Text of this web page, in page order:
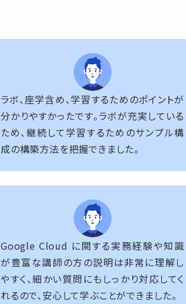
ラボ、座学含め、学習するためのポイントが
分かりやすかったです。ラボが充実している
ため、継続して学習するためのサンプル構
成の構築方法を把握できました。
Google Cloud に関する実務経験や知識
が豊富な講師の方の説明は非常に理解し
やすく、細かい質問にもしっかり対応してく
れるので、安心して学ぶことができました。